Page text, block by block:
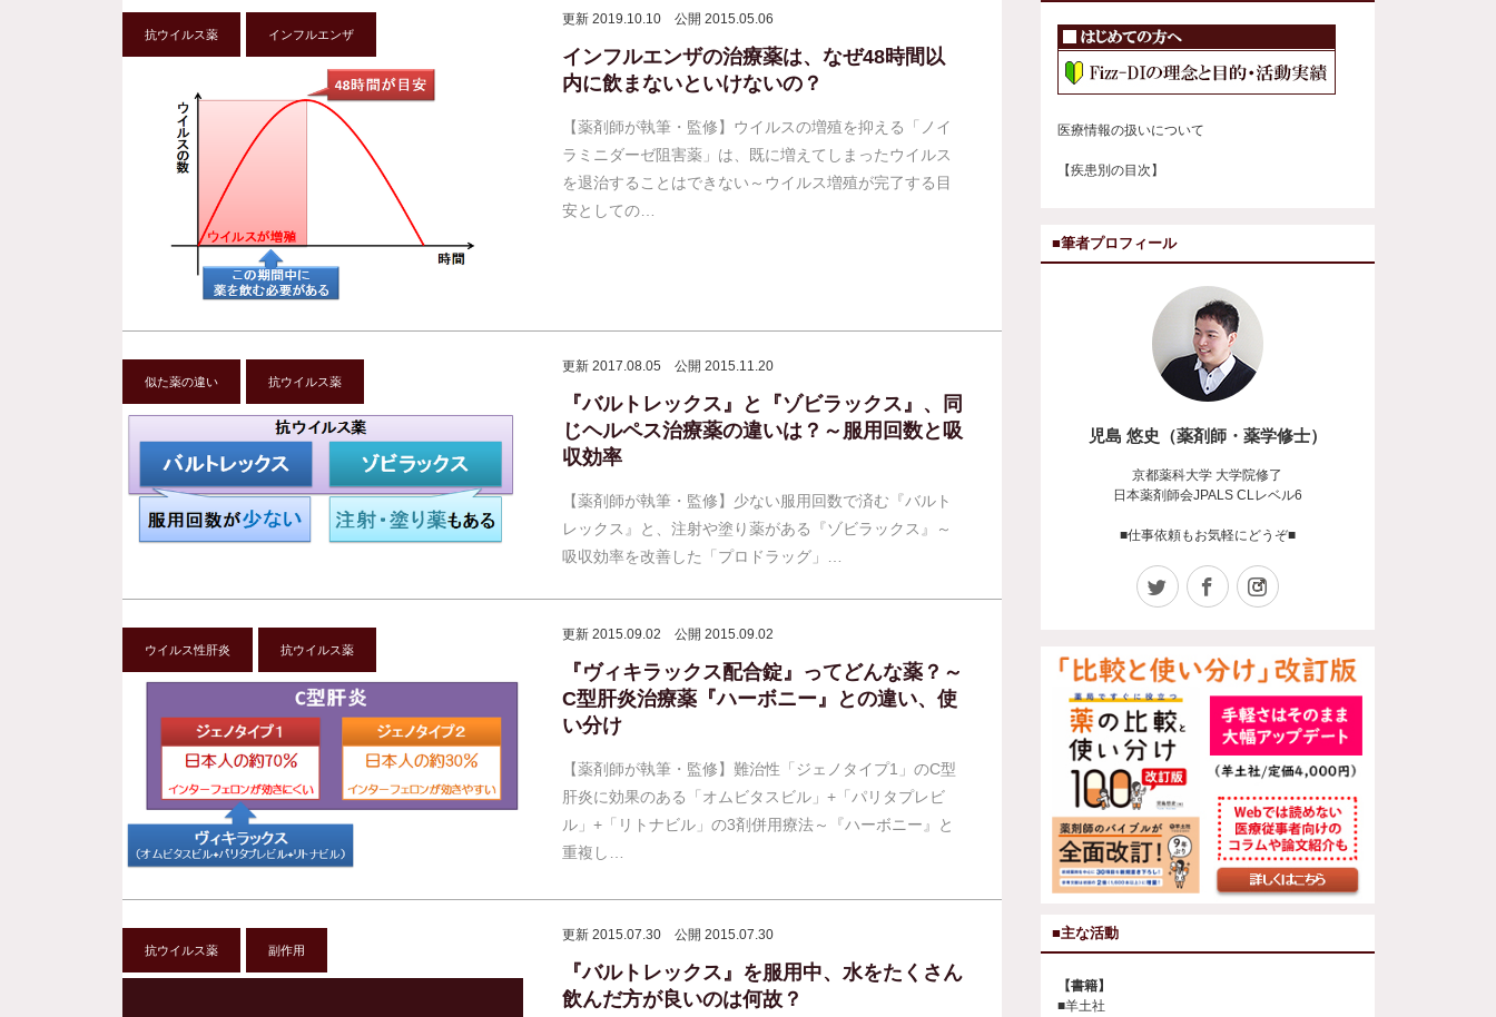
抗ウイルス薬 インフルエンザ
更新 2019.10.10 公開 2015.05.06
インフルエンザの治療薬は、なぜ48時間以
内に飲まないといけないの？
【薬剤師が執筆・監修】ウイルスの増殖を抑える「ノイ
ラミニダーゼ阻害薬」は、既に増えてしまったウイルス
を退治することはできない～ウイルス増殖が完了する目
安としての…
似た薬の違い 抗ウイルス薬
更新 2017.08.05 公開 2015.11.20
『バルトレックス』と『ゾビラックス』、同
じヘルペス治療薬の違いは？～服用回数と吸
収効率
【薬剤師が執筆・監修】少ない服用回数で済む『バルト
レックス』と、注射や塗り薬がある『ゾビラックス』～
吸収効率を改善した「プロドラッグ」…
ウイルス性肝炎 抗ウイルス薬
更新 2015.09.02 公開 2015.09.02
『ヴィキラックス配合錠』ってどんな薬？～
C型肝炎治療薬『ハーボニー』との違い、使
い分け
【薬剤師が執筆・監修】難治性「ジェノタイプ1」のC型
肝炎に効果のある「オムビタスビル」+「パリタプレビ
ル」+「リトナビル」の3剤併用療法～『ハーボニー』と
重複し…
抗ウイルス薬 副作用
更新 2015.07.30 公開 2015.07.30
『バルトレックス』を服用中、水をたくさん
飲んだ方が良いのは何故？
医療情報の扱いについて
【疾患別の目次】
■筆者プロフィール
児島 悠史（薬剤師・薬学修士）
京都薬科大学 大学院修了
日本薬剤師会JPALS CLレベル6
■仕事依頼もお気軽にどうぞ■
Twitter Facebook
■主な活動
【書籍】
■羊土社